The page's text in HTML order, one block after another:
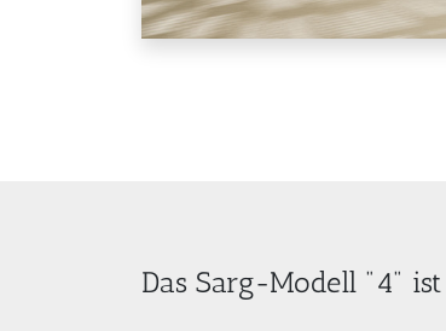
Das Sarg-Modell "4"